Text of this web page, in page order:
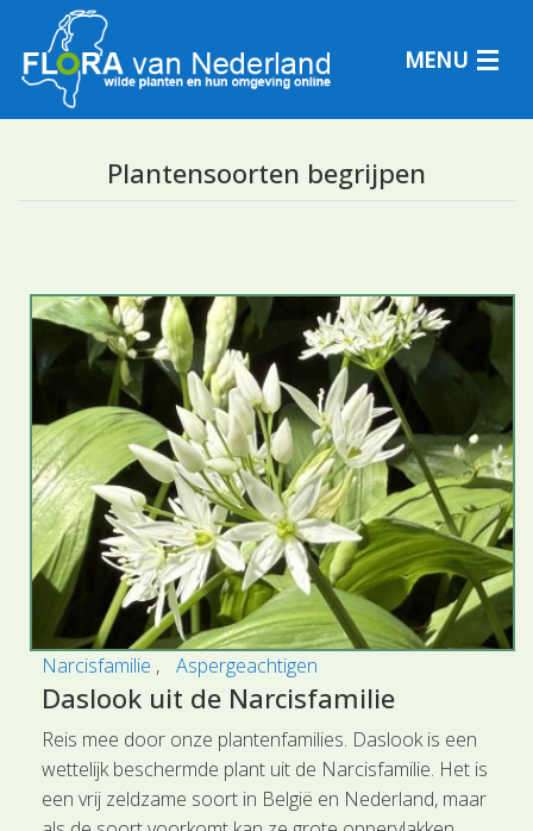
MENU
Determineren
Plantensoorten begrijpen
Narcisfamilie Aspergeachtigen
Daslook uit de Narcisfamilie
Reis mee door onze plantenfamilies. Daslook is een
wettelijk beschermde plant uit de Narcisfamilie. Het is
een vrij zeldzame soort in België en Nederland, maar